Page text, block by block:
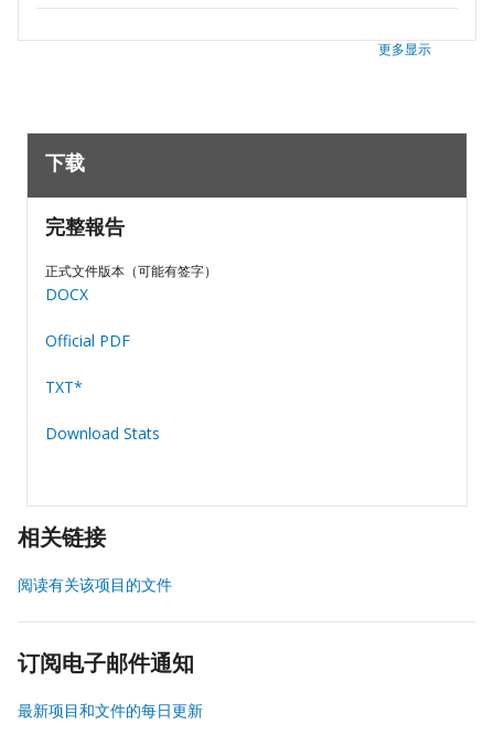
更多显示
下载
完整報告
正式文件版本（可能有签字）
DOCX
Official PDF
TXT*
Download Stats
相关链接
阅读有关该项目的文件
订阅电子邮件通知
最新项目和文件的每日更新